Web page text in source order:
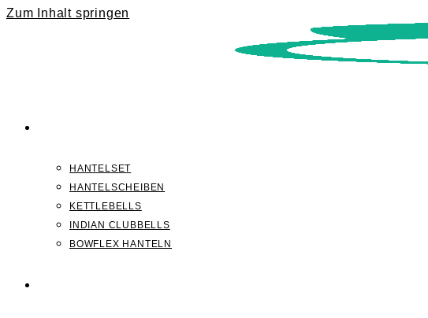
Zum Inhalt springen
HANTELSET
HANTELSCHEIBEN
KETTLEBELLS
INDIAN CLUBBELLS
BOWFLEX HANTELN